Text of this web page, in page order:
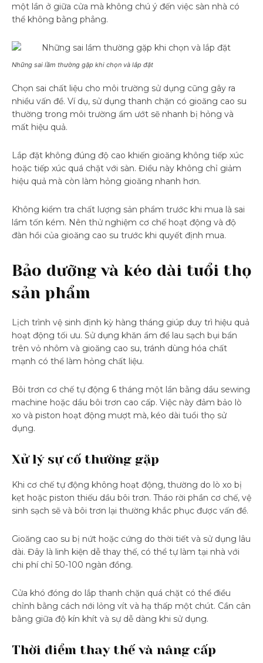
một lần ở giữa cửa mà không chú ý đến việc sàn nhà có
thể không bằng phẳng.
Những sai lầm thường gặp khi chọn và lắp đặt
Chọn sai chất liệu cho môi trường sử dụng cũng gây ra
nhiều vấn đề. Ví dụ, sử dụng thanh chặn có gioăng cao su
thường trong môi trường ẩm ướt sẽ nhanh bị hỏng và
mất hiệu quả.
Lắp đặt không đúng độ cao khiến gioăng không tiếp xúc
hoặc tiếp xúc quá chặt với sàn. Điều này không chỉ giảm
hiệu quả mà còn làm hỏng gioăng nhanh hơn.
Không kiểm tra chất lượng sản phẩm trước khi mua là sai
lầm tốn kém. Nên thử nghiệm cơ chế hoạt động và độ
đàn hồi của gioăng cao su trước khi quyết định mua.
Bảo dưỡng và kéo dài tuổi thọ
sản phẩm
Lịch trình vệ sinh định kỳ hàng tháng giúp duy trì hiệu quả
hoạt động tối ưu. Sử dụng khăn ẩm để lau sạch bụi bẩn
trên vỏ nhôm và gioăng cao su, tránh dùng hóa chất
mạnh có thể làm hỏng chất liệu.
Bôi trơn cơ chế tự động 6 tháng một lần bằng dầu sewing
machine hoặc dầu bôi trơn cao cấp. Việc này đảm bảo lò
xo và piston hoạt động mượt mà, kéo dài tuổi thọ sử
dụng.
Xử lý sự cố thường gặp
Khi cơ chế tự động không hoạt động, thường do lò xo bị
kẹt hoặc piston thiếu dầu bôi trơn. Tháo rời phần cơ chế, vệ
sinh sạch sẽ và bôi trơn lại thường khắc phục được vấn đề.
Gioăng cao su bị nứt hoặc cứng do thời tiết và sử dụng lâu
dài. Đây là linh kiện dễ thay thế, có thể tự làm tại nhà với
chi phí chỉ 50-100 ngàn đồng.
Cửa khó đóng do lắp thanh chặn quá chặt có thể điều
chỉnh bằng cách nới lỏng vít và hạ thấp một chút. Cần cân
bằng giữa độ kín khít và sự dễ dàng khi sử dụng.
Thời điểm thay thế và nâng cấp